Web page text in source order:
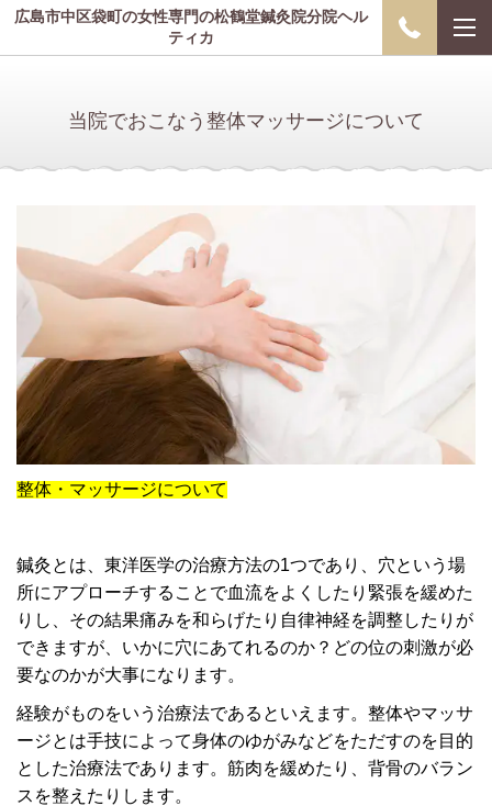
広島市中区袋町の女性専門の松鶴堂鍼灸院分院ヘル
ティカ
当院でおこなう整体マッサージについて
整体・マッサージについて
鍼灸とは、東洋医学の治療方法の1つであり、穴という場
所にアプローチすることで血流をよくしたり緊張を緩めた
りし、その結果痛みを和らげたり自律神経を調整したりが
できますが、 いかに穴にあてれるのか？どの位の刺激が必
要なのかが大事になります。
経験がものをいう治療法であるといえます。 整体やマッサ
ージとは手技によって身体のゆがみなどをただすのを目的
とした治療法であります。 筋肉を緩めたり、背骨のバラン
スを整えたりします。